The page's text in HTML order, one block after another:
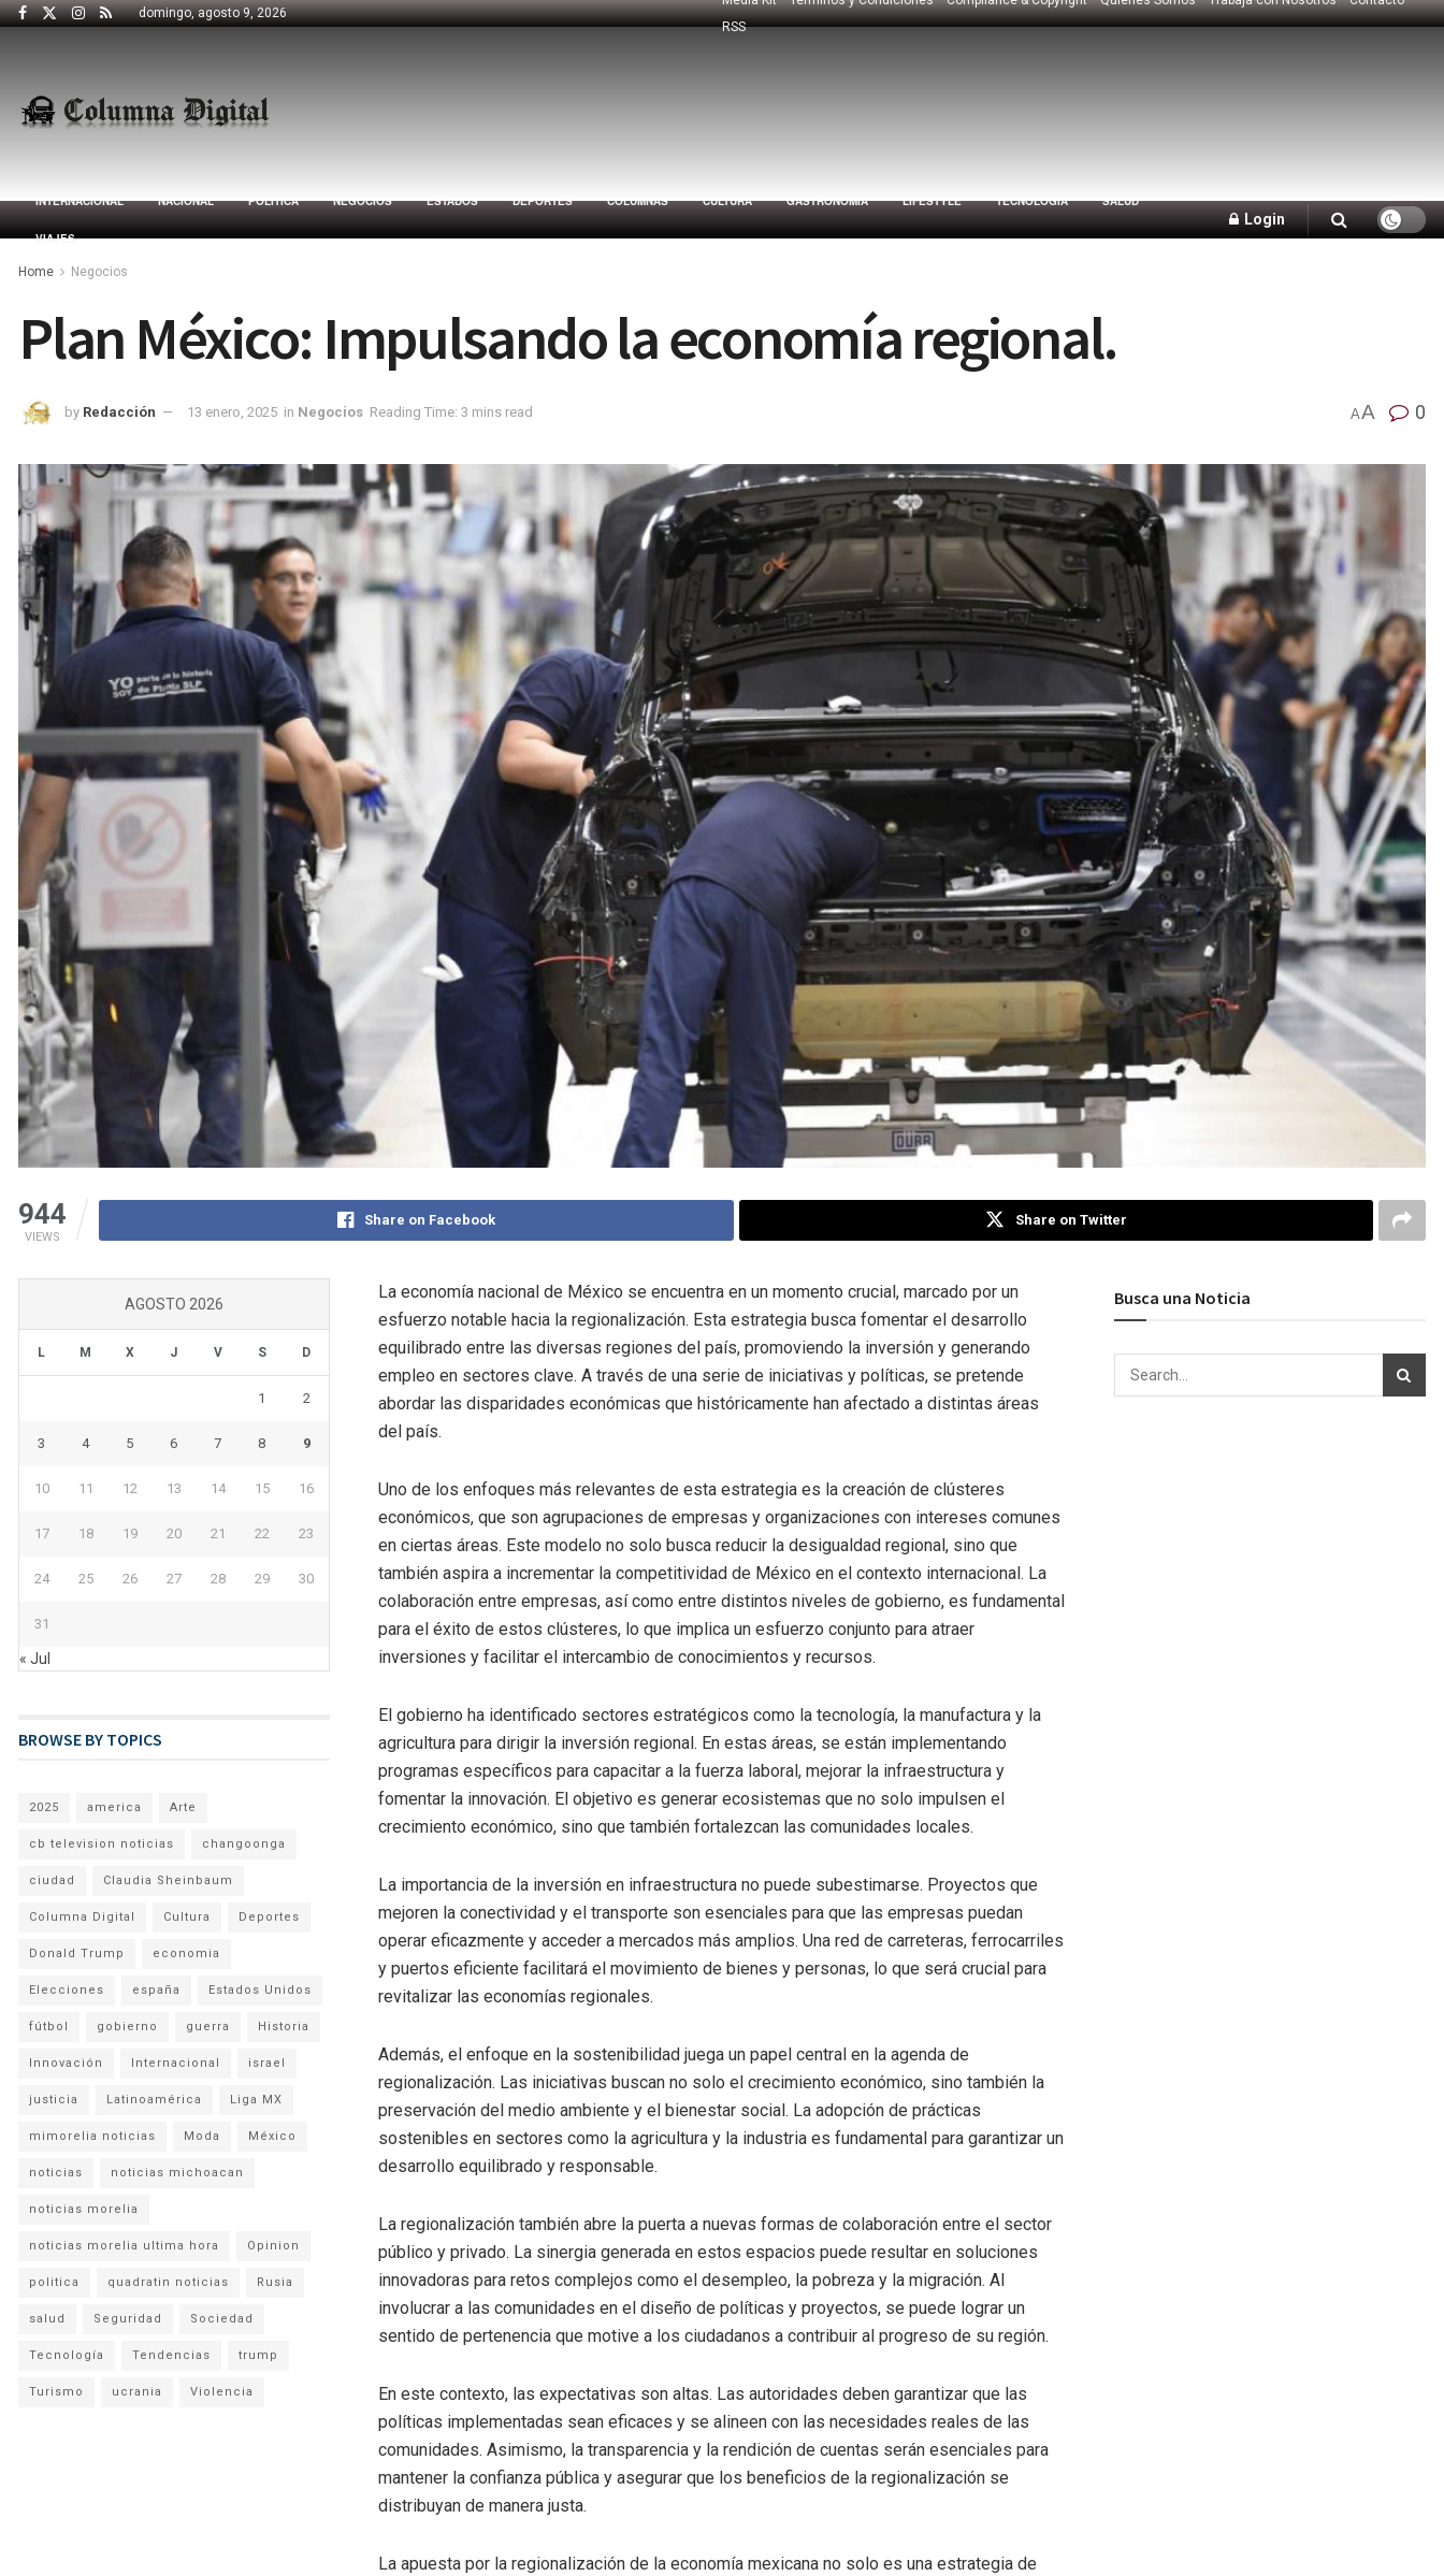
domingo, agosto 9, 2026
RSS
INTERNACIONAL NACIONAL POLÍTICA NEGOCIOS ESTADOS DEPORTES COLUMNAS CULTURA GASTRONOMÍA LIFESTYLE TECNOLOGÍA SALUD
VIAJES
Login
Home Negocios
Plan México: Impulsando la economía regional.
by Redacción 13 enero, 2025 in Negocios Reading Time: 3 mins read AA 0
944
VIEWS
Share on Facebook Share on Twitter
La economía nacional de México se encuentra en un momento crucial, marcado por un
esfuerzo notable hacia la regionalización. Esta estrategia busca fomentar el desarrollo
equilibrado entre las diversas regiones del país, promoviendo la inversión y generando
empleo en sectores clave. A través de una serie de iniciativas y políticas, se pretende
abordar las disparidades económicas que históricamente han afectado a distintas áreas
del país.
Uno de los enfoques más relevantes de esta estrategia es la creación de clústeres
económicos, que son agrupaciones de empresas y organizaciones con intereses comunes
en ciertas áreas. Este modelo no solo busca reducir la desigualdad regional, sino que
también aspira a incrementar la competitividad de México en el contexto internacional. La
colaboración entre empresas, así como entre distintos niveles de gobierno, es fundamental
para el éxito de estos clústeres, lo que implica un esfuerzo conjunto para atraer
inversiones y facilitar el intercambio de conocimientos y recursos.
El gobierno ha identificado sectores estratégicos como la tecnología, la manufactura y la
agricultura para dirigir la inversión regional. En estas áreas, se están implementando
programas específicos para capacitar a la fuerza laboral, mejorar la infraestructura y
fomentar la innovación. El objetivo es generar ecosistemas que no solo impulsen el
crecimiento económico, sino que también fortalezcan las comunidades locales.
La importancia de la inversión en infraestructura no puede subestimarse. Proyectos que
mejoren la conectividad y el transporte son esenciales para que las empresas puedan
operar eficazmente y acceder a mercados más amplios. Una red de carreteras, ferrocarriles
y puertos eficiente facilitará el movimiento de bienes y personas, lo que será crucial para
revitalizar las economías regionales.
Además, el enfoque en la sostenibilidad juega un papel central en la agenda de
regionalización. Las iniciativas buscan no solo el crecimiento económico, sino también la
preservación del medio ambiente y el bienestar social. La adopción de prácticas
sostenibles en sectores como la agricultura y la industria es fundamental para garantizar un
desarrollo equilibrado y responsable.
La regionalización también abre la puerta a nuevas formas de colaboración entre el sector
público y privado. La sinergia generada en estos espacios puede resultar en soluciones
innovadoras para retos complejos como el desempleo, la pobreza y la migración. Al
involucrar a las comunidades en el diseño de políticas y proyectos, se puede lograr un
sentido de pertenencia que motive a los ciudadanos a contribuir al progreso de su región.
En este contexto, las expectativas son altas. Las autoridades deben garantizar que las
políticas implementadas sean eficaces y se alineen con las necesidades reales de las
comunidades. Asimismo, la transparencia y la rendición de cuentas serán esenciales para
mantener la confianza pública y asegurar que los beneficios de la regionalización se
distribuyan de manera justa.
La apuesta por la regionalización de la economía mexicana no solo es una estrategia de
AGOSTO 2026
L M X J V S D
1 2
3 4 5 6 7 8 9
10 11 12 13 14 15 16
17 18 19 20 21 22 23
24 25 26 27 28 29 30
31
« Jul
BROWSE BY TOPICS
2025 america Arte
cb television noticias changoonga
ciudad Claudia Sheinbaum
Columna Digital Cultura Deportes
Donald Trump economia
Elecciones españa Estados Unidos
fútbol gobierno guerra Historia
Innovación Internacional israel
justicia Latinoamérica Liga MX
mimorelia noticias Moda México
noticias noticias michoacan
noticias morelia
noticias morelia ultima hora Opinion
politica quadratin noticias Rusia
salud Seguridad Sociedad
Tecnología Tendencias trump
Turismo ucrania Violencia
Busca una Noticia